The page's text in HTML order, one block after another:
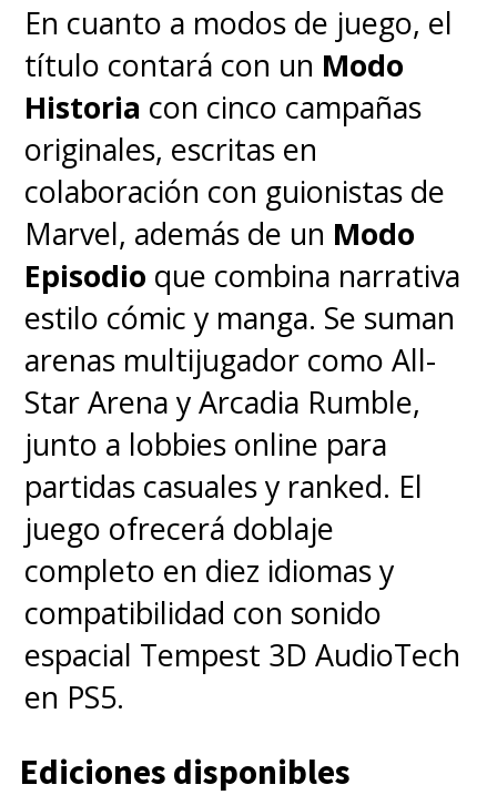
En cuanto a modos de juego, el
título contará con un Modo
Historia con cinco campañas
originales, escritas en
colaboración con guionistas de
Marvel, además de un Modo
Episodio que combina narrativa
estilo cómic y manga. Se suman
arenas multijugador como All-
Star Arena y Arcadia Rumble,
junto a lobbies online para
partidas casuales y ranked. El
juego ofrecerá doblaje
completo en diez idiomas y
compatibilidad con sonido
espacial Tempest 3D AudioTech
en PS5.
Ediciones disponibles